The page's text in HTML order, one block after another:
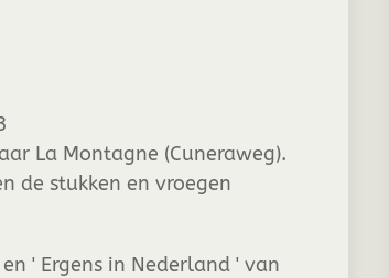
La Montagne (Cuneraweg).
de stukken en vroegen
' Ergens in Nederland ' van